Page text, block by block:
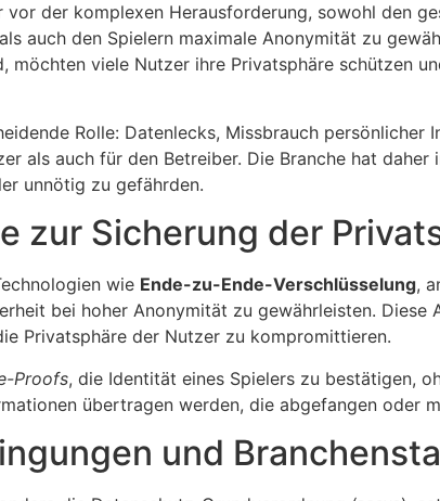
vor der komplexen Herausforderung, sowohl den
auch den Spielern maximale Anonymität zu
viele Nutzer ihre Privatsphäre schützen
Rolle: Datenlecks, Missbrauch
als auch für den Betreiber. Die Branche hat
unnötig zu gefährden.
zur Sicherung der
wie Ende-zu-Ende-Verschlüsselung,
bei hoher Anonymität zu gewährleisten. Diese
Privatsphäre der Nutzer zu kompromittieren.
Proofs, die Identität eines Spielers zu bestätigen,
übertragen werden, die abgefangen oder
und